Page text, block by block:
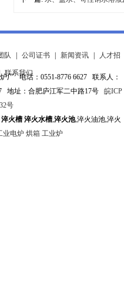
队 公司证书 新闻资讯 人才招
联系我们
厂 电话：0551-8776 6627 联系人：
地址：合肥庐江军二中路17号皖ICP
号
淬火槽 淬火水槽,淬火池,淬火油池,淬火
业电炉 烘箱 工业炉